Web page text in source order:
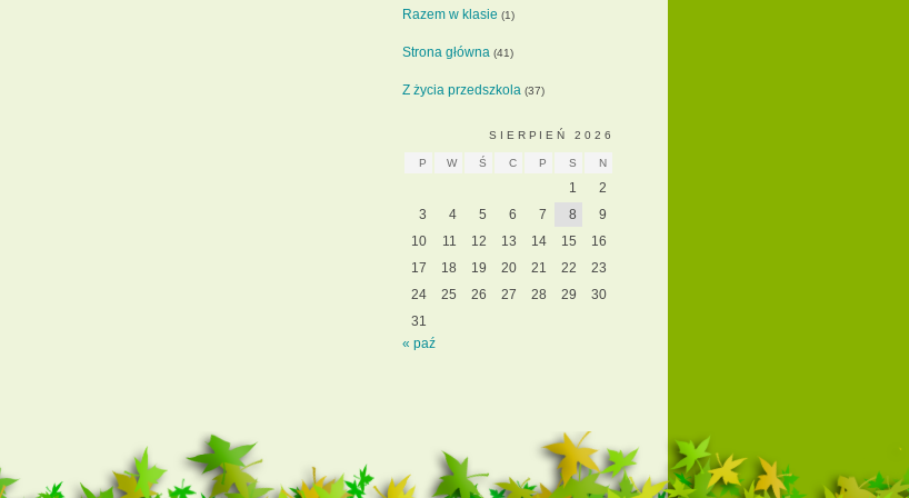
Razem w klasie (1)
Strona główna(41)
Z życia przedszkola(37)
SIERPIEŃ 2026
P W Ś C P S N
1
2
3
4 5 6 7 8
9
10
11 12 13 14 15
16
17
18 19 20 21 22
23
24
25 26 27 28 29
30
31
« paź